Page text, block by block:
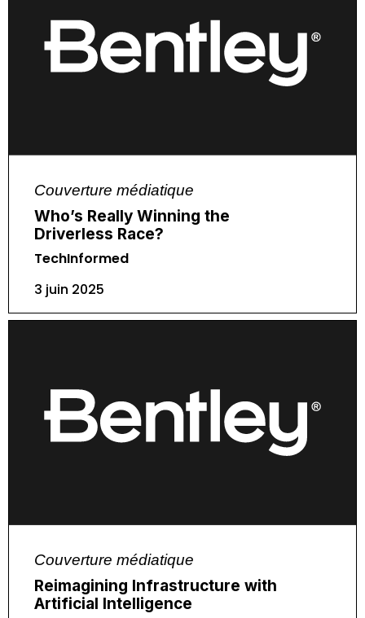
Couverture médiatique
Who’s Really Winning the
Driverless Race?
TechInformed
3 juin 2025
Couverture médiatique
Reimagining Infrastructure with
Artificial Intelligence